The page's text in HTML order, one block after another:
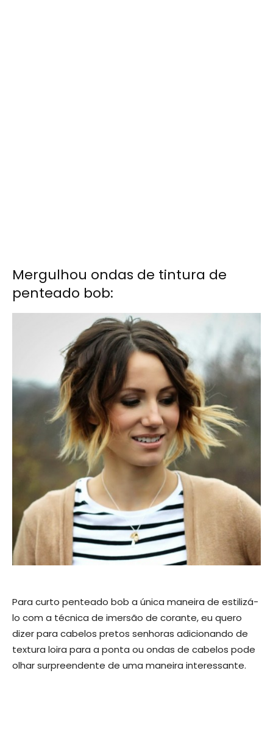
Mergulhou ondas de tintura de
penteado bob:
Para curto penteado bob a única maneira de estilizá-
lo com a técnica de imersão de corante, eu quero
dizer para cabelos pretos senhoras adicionando de
textura loira para a ponta ou ondas de cabelos pode
olhar surpreendente de uma maneira interessante.